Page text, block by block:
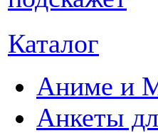
Каталог
Аниме и
Анкеты